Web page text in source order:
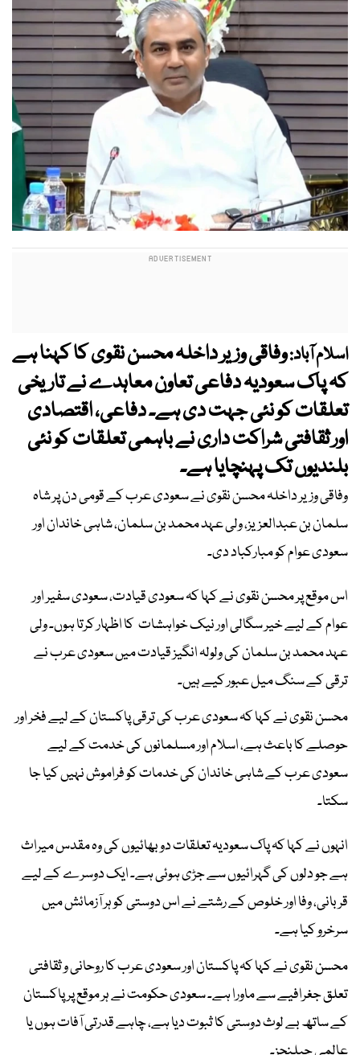
اسلام آباد:وفاقی وزیر داخلہ محسن نقوی کا کہنا ہے
کہ پاک سعودیہ دفاعی تعاون معاہدے نے تاریخی
تعلقات کو نئی جہت دی ہے۔ دفاعی، اقتصادی
اور ثقافتی شراکت داری نے باہمی تعلقات کو نئی
بلندیوں تک پہنچایا ہے۔
وفاقی وزیر داخلہ محسن نقوی نے سعودی عرب کے قومی دن پر شاہ
سلمان بن عبدالعزیز، ولی عہد محمد بن سلمان، شاہی خاندان اور
سعودی عوام کو مبارکباد دی۔
اس موقع پر محسن نقوی نے کہا کہ سعودی قیادت، سعودی سفیر اور
عوام کے لیے خیر سگالی اور نیک خواہشات کا اظہار کرتا ہوں۔ ولی
عہد محمد بن سلمان کی ولولہ انگیز قیادت میں سعودی عرب نے
ترقی کے سنگ میل عبور کیے ہیں۔
محسن نقوی نے کہا کہ سعودی عرب کی ترقی پاکستان کے لیے فخر اور
حوصلے کا باعث ہے، اسلام اور مسلمانوں کی خدمت کے لیے
سعودی عرب کے شاہی خاندان کی خدمات کو فراموش نہیں کیا جا
سکتا۔
انہوں نے کہا کہ پاک سعودیہ تعلقات دو بھائیوں کی وہ مقدس میراث
ہے جو دلوں کی گہرائیوں سے جڑی ہوئی ہے۔ ایک دوسرے کے لیے
قربانی، وفا اور خلوص کے رشتے نے اس دوستی کو ہر آزمائش میں
سرخرو کیا ہے۔
محسن نقوی نے کہا کہ پاکستان اور سعودی عرب کا روحانی و ثقافتی
تعلق جغرافیے سے ماورا ہے۔ سعودی حکومت نے ہر موقع پر پاکستان
کے ساتھ بے لوث دوستی کا ثبوت دیا ہے، چاہے قدرتی آفات ہوں یا